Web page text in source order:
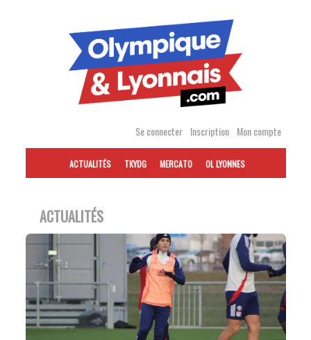
Se connecter Inscription Mon compte
ACTUALITÉS TKYDG MERCATO OL LYONNES
ACTUALITÉS